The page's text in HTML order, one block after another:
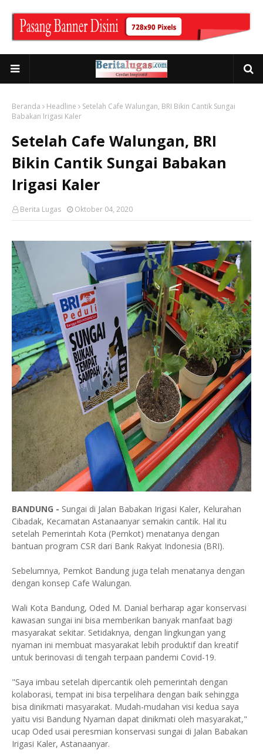
Beranda Headline
Setelah Cafe Walungan, BRI Bikin Cantik Sungai
Babakan Irigasi Kaler
Setelah Cafe Walungan, BRI
Bikin Cantik Sungai Babakan
Irigasi Kaler
Berita Lugas Oktober 04, 2020
BANDUNG - Sungai di Jalan Babakan Irigasi Kaler, Kelurahan
Cibadak, Kecamatan Astanaanyar semakin cantik. Hal itu
setelah Pemerintah Kota (Pemkot) menatanya dengan
bantuan program CSR dari Bank Rakyat Indonesia (BRI).
Sebelumnya, Pemkot Bandung juga telah menatanya dengan
dengan konsep Cafe Walungan.
Wali Kota Bandung, Oded M. Danial berharap agar konservasi
kawasan sungai ini bisa memberikan banyak manfaat bagi
masyarakat sekitar. Setidaknya, dengan lingkungan yang
nyaman ini membuat masyarakat lebih produktif dan kreatif
untuk berinovasi di tengah terpaan pandemi Covid-19.
"Saya imbau setelah dipercantik oleh pemerintah dengan
kolaborasi, tempat ini bisa terpelihara dengan baik sehingga
bisa dinikmati masyarakat. Mudah-mudahan visi kedua saya
yaitu visi Bandung Nyaman dapat dinikmati oleh masyarakat,"
ucap Oded usai peresmian konservasi sungai di Jalan Babakan
Irigasi Kaler, Astanaanyar.